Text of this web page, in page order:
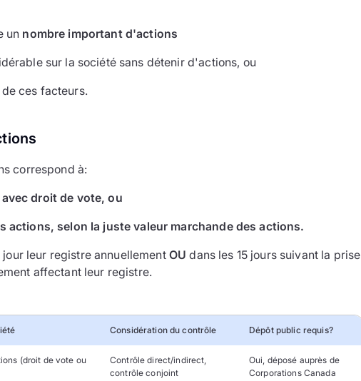
un nombre important d'actions
sur la société sans détenir d'actions, ou
ces facteurs.
correspond à:
droit de vote, ou
actions, selon la juste valeur marchande des actions.
leur registre annuellement OU dans les 15 jours suivant la prise
affectant leur registre.
Considération du contrôle Dépôt public requis?
(droit de vote ou
Contrôle direct/indirect,
contrôle conjoint
Oui, déposé auprès de
Corporations Canada